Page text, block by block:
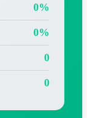
0%
0%
0
0